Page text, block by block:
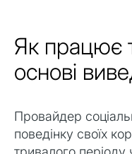
Як працює
основі
Провайдер
поведінку своїх